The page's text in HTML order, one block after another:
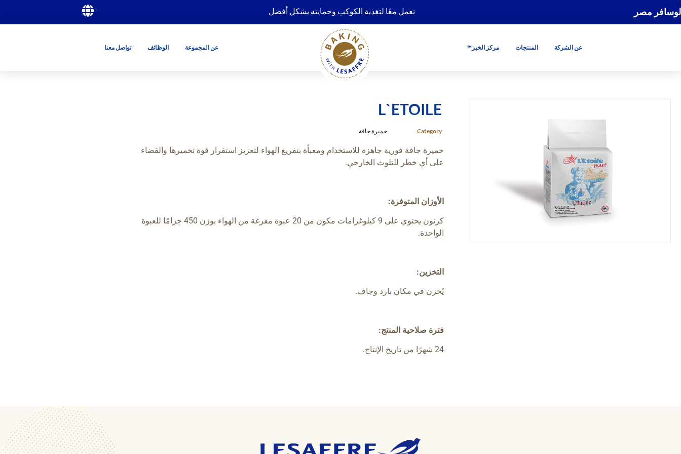
لوسافر مصر نعمل معًا لتغذية الكوكب وحمايته بشكل أفضل
عن الشركة المنتجات مركز الخبز™ عن المجموعة الوظائف تواصل معنا
GO
GO
L`ETOILE
Category خميرة جافة
خميرة جافة فورية جاهزة للاستخدام ومعبأة بتفريغ الهواء لتعزيز استقرار قوة تخميرها والقضاء
على أي خطر للتلوث الخارجي.
الأوزان المتوفرة:
كرتون يحتوي على 9 كيلوغرامات مكون من 20 عبوة مفرغة من الهواء بوزن 450 جرامًا للعبوة
الواحدة.
التخزين:
يُخزن في مكان بارد وجاف.
فترة صلاحية المنتج:
24 شهرًا من تاريخ الإنتاج.